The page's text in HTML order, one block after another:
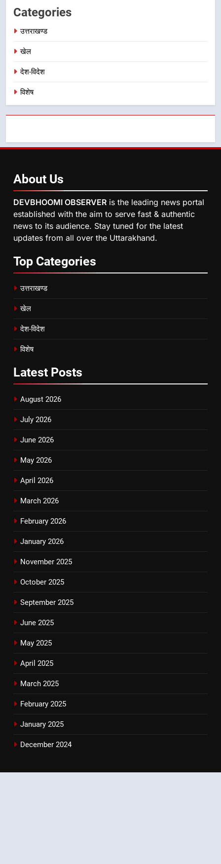
8
Categories
उत्तराखण्ड
खेल
देश-विदेश
विशेष
About Us
DEVBHOOMI OBSERVER is the leading news portal
established with the aim to serve fast & authentic
news to its audience. Stay tuned for the latest
updates from all over the Uttarakhand.
Top Categories
उत्तराखण्ड
खेल
देश-विदेश
विशेष
Latest Posts
August 2026
July 2026
June 2026
May 2026
April 2026
March 2026
February 2026
January 2026
November 2025
October 2025
September 2025
June 2025
May 2025
April 2025
March 2025
February 2025
January 2025
December 2024